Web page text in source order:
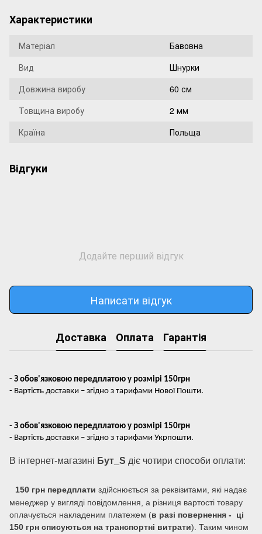
Характеристики
Матеріал
Бавовна
Вид
Шнурки
Довжина виробу
60 см
Товщина виробу
2 мм
Країна
Польща
Відгуки
Додайте перший відгук
Написати відгук
Доставка Оплата Гарантія
- З обов'язковою передплатою у розмірі 150грн
- Вартість доставки – згідно з тарифами Нової Пошти.
- З обов'язковою передплатою у розмірі 150грн
- Вартість доставки – згідно з тарифами Укрпошти.
В інтернет-магазині Бут_S діє чотири способи оплати:
150 грн передплати здійснюється за реквізитами, які надає
менеджер у вигляді повідомлення, а різниця вартості товару
оплачується накладеним платежем (в разі повернення - ці
150 грн списуються на транспортні витрати). Таким чином